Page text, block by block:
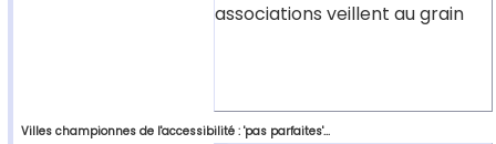
Villes championnes de l'accessibilité : 'pas parfaites'...